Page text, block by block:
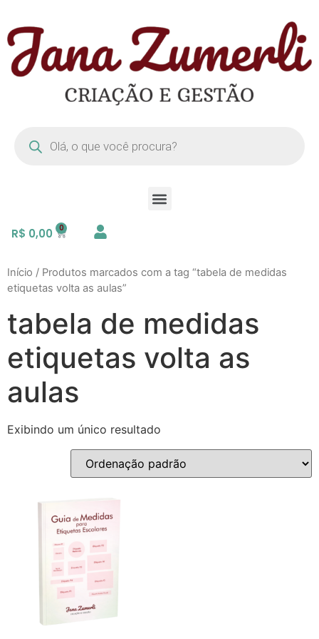
R$ 0,00
Início / Produtos marcados com a tag “tabela de medidas
etiquetas volta as aulas”
tabela de medidas
etiquetas volta as
aulas
Exibindo um único resultado